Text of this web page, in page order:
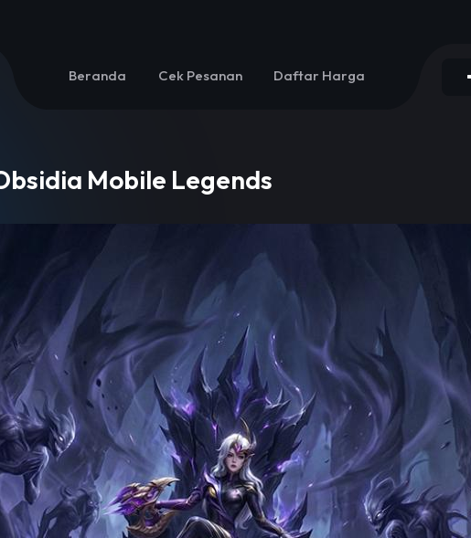
Beranda Cek Pesanan Daftar Harga
Mobile Legends